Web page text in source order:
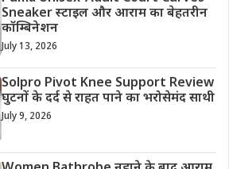
Sneaker स्टाइल और आराम का बेहतरीन
कॉम्बिनेशन
July 13, 2026
Solpro Pivot Knee Support Review
घुटनों के दर्द से राहत पाने का भरोसेमंद साथी
July 9, 2026